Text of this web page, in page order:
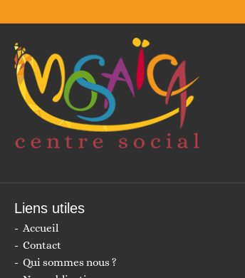
Liens utiles
Accueil
Contact
Qui sommes nous ?